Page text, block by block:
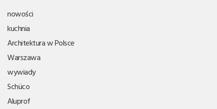
nowości
kuchnia
Architektura w Polsce
Warszawa
wywiady
Schüco
Aluprof